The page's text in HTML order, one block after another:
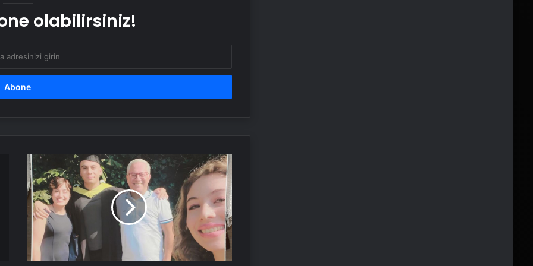
Bakanlar terör örgütü PKK’nın fesih
Havada motoru arızalanan uçak
Serjoy : Dijital Medya Ajansı, Google
Reklam Ajansı, SEO Ajansı ve Web
Tasarım Ajansı
UETDS Nedir ? Uetds.com İle Akıllı
Dijital Taşımacılık Yazılımı
olabilirsiniz!
Bolu
yangınında
yeni
iddia:
Cinayete
yakın
eylem